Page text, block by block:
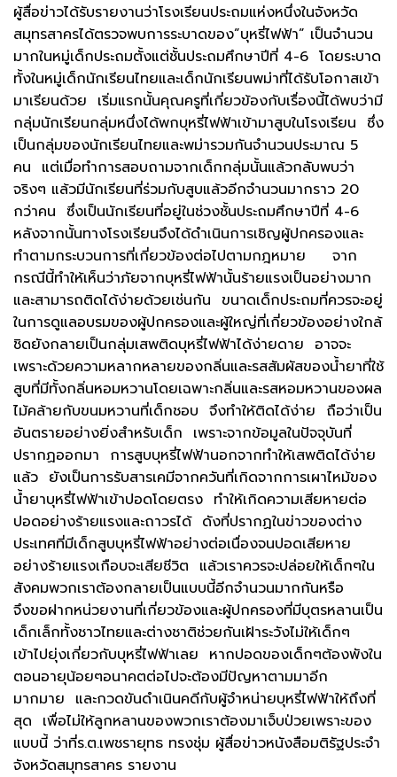
ผู้สื่อข่าวได้รับรายงานว่าโรงเรียนประถมแห่งหนึ่งในจังหวัด
สมุทรสาครได้ตรวจพบการระบาดของ”บุหรี่ไฟฟ้า” เป็นจำนวน
มากในหมู่เด็กประถมตั้งแต่ชั้นประถมศึกษาปีที่ 4-6 โดยระบาด
ทั้งในหมู่เด็กนักเรียนไทยและเด็กนักเรียนพม่าที่ได้รับโอกาสเข้า
มาเรียนด้วย เริ่มแรกนั้นคุณครูที่เกี่ยวข้องกับเรื่องนี้ได้พบว่ามี
กลุ่มนักเรียนกลุ่มหนึ่งได้พกบุหรี่ไฟฟ้าเข้ามาสูบในโรงเรียน ซึ่ง
เป็นกลุ่มของนักเรียนไทยและพม่ารวมกันจำนวนประมาณ 5
คน แต่เมื่อทำการสอบถามจากเด็กกลุ่มนั้นแล้วกลับพบว่า
จริงๆ แล้วมีนักเรียนที่ร่วมกับสูบแล้วอีกจำนวนมากราว 20
กว่าคน ซึ่งเป็นนักเรียนที่อยู่ในช่วงชั้นประถมศึกษาปีที่ 4-6
หลังจากนั้นทางโรงเรียนจึงได้ดำเนินการเชิญผู้ปกครองและ
ทำตามกระบวนการที่เกี่ยวข้องต่อไปตามกฎหมาย จาก
กรณีนี้ทำให้เห็นว่าภัยจากบุหรี่ไฟฟ้านั้นร้ายแรงเป็นอย่างมาก
และสามารถติดได้ง่ายด้วยเช่นกัน ขนาดเด็กประถมที่ควรจะอยู่
ในการดูแลอบรมของผู้ปกครองและผู้ใหญ่ที่เกี่ยวข้องอย่างใกล้
ชิดยังกลายเป็นกลุ่มเสพติดบุหรี่ไฟฟ้าได้ง่ายดาย อาจจะ
เพราะด้วยความหลากหลายของกลิ่นและรสสัมผัสของน้ำยาที่ใช้
สูบที่มีทั้งกลิ่นหอมหวานโดยเฉพาะกลิ่นและรสหอมหวานของผล
ไม้คล้ายกับขนมหวานที่เด็กชอบ จึงทำให้ติดได้ง่าย ถือว่าเป็น
อันตรายอย่างยิ่งสำหรับเด็ก เพราะจากข้อมูลในปัจจุบันที่
ปรากฏออกมา การสูบบุหรี่ไฟฟ้านอกจากทำให้เสพติดได้ง่าย
แล้ว ยังเป็นการรับสารเคมีจากควันที่เกิดจากการเผาไหม้ของ
น้ำยาบุหรี่ไฟฟ้าเข้าปอดโดยตรง ทำให้เกิดความเสียหายต่อ
ปอดอย่างร้ายแรงและถาวรได้ ดังที่ปรากฏในข่าวของต่าง
ประเทศที่มีเด็กสูบบุหรี่ไฟฟ้าอย่างต่อเนื่องจนปอดเสียหาย
อย่างร้ายแรงเกือบจะเสียชีวิต แล้วเราควรจะปล่อยให้เด็กๆใน
สังคมพวกเราต้องกลายเป็นแบบนี้อีกจำนวนมากกันหรือ
จึงขอฝากหน่วยงานที่เกี่ยวข้องและผู้ปกครองที่มีบุตรหลานเป็น
เด็กเล็กทั้งชาวไทยและต่างชาติช่วยกันเฝ้าระวังไม่ให้เด็กๆ
เข้าไปยุ่งเกี่ยวกับบุหรี่ไฟฟ้าเลย หากปอดของเด็กๆต้องพังใน
ตอนอายุน้อยๆอนาคตต่อไปจะต้องมีปัญหาตามมาอีก
มากมาย และกวดขันดำเนินคดีกับผู้จำหน่ายบุหรี่ไฟฟ้าให้ถึงที่
สุด เพื่อไม่ให้ลูกหลานของพวกเราต้องมาเจ็บป่วยเพราะของ
แบบนี้ ว่าที่ร.ต.เพชรายุทธ ทรงชุ่ม ผู้สื่อข่าวหนังสือมติรัฐประจำ
จังหวัดสมุทรสาคร รายงาน